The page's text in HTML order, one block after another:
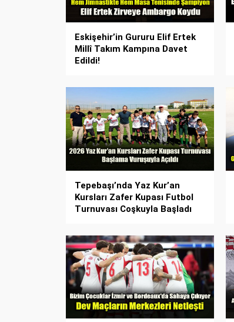
Eskişehir’in Gururu Elif Ertek
Millî Takım Kampına Davet
Edildi!
Tepebaşı’nda Yaz Kur’an
Kursları Zafer Kupası Futbol
Turnuvası Coşkuyla Başladı